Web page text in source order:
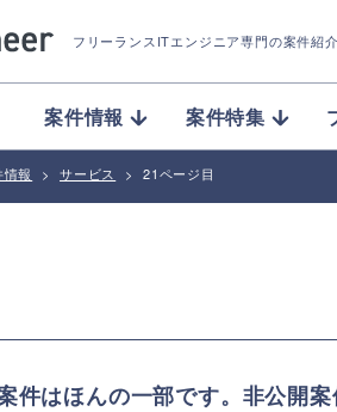
フリーランスITエンジニア専門の案件紹介
案件情報 案件特集
報 > サービス > 21ページ目
件はほんの一部です。非公開案